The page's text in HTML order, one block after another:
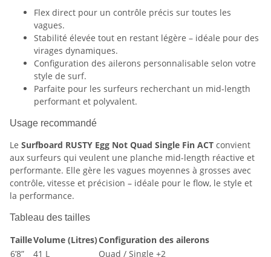
Flex direct pour un contrôle précis sur toutes les
vagues.
Stabilité élevée tout en restant légère – idéale pour des
virages dynamiques.
Configuration des ailerons personnalisable selon votre
style de surf.
Parfaite pour les surfeurs recherchant un mid-length
performant et polyvalent.
Usage recommandé
Le Surfboard RUSTY Egg Not Quad Single Fin ACT convient
aux surfeurs qui veulent une planche mid-length réactive et
performante. Elle gère les vagues moyennes à grosses avec
contrôle, vitesse et précision – idéale pour le flow, le style et
la performance.
Tableau des tailles
TailleVolume (Litres)Configuration des ailerons
6’8”
41 L
Quad / Single +2